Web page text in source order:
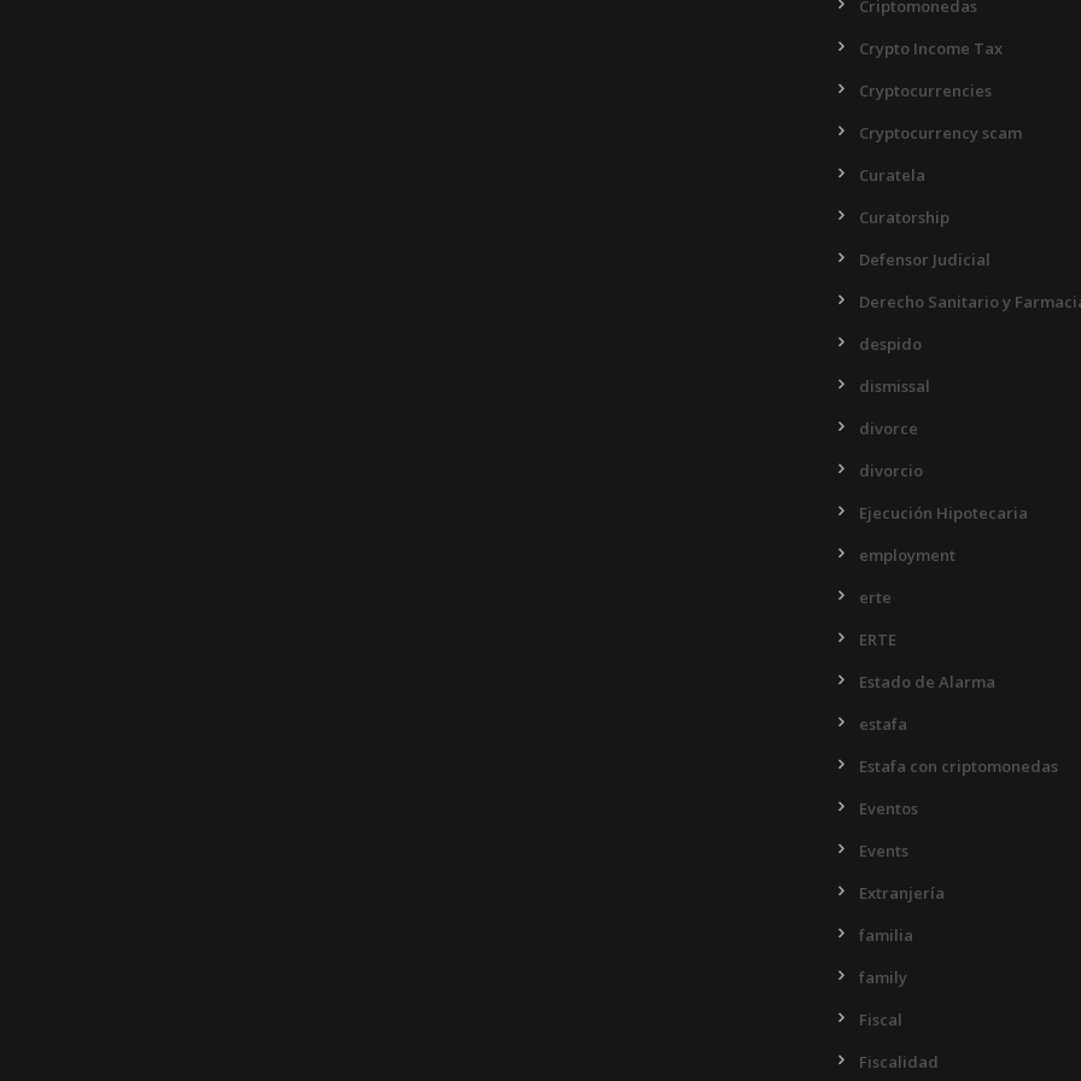
Criptomonedas
Crypto Income Tax
Cryptocurrencies
Cryptocurrency scam
Curatela
Curatorship
Defensor Judicial
Derecho Sanitario y
despido
dismissal
divorce
divorcio
Ejecución Hipotecaria
employment
erte
ERTE
Estado de Alarma
estafa
Estafa con criptomonedas
Eventos
Events
Extranjería
familia
family
Fiscal
Fiscalidad